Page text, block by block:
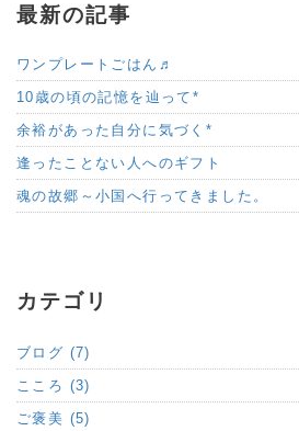
最新の記事
ワンプレートごはん♬
10歳の頃の記憶を辿って*
余裕があった自分に気づく*
逢ったことない人へのギフト
魂の故郷～小国へ行ってきました。
カテゴリ
ブログ (7)
こころ (3)
ご褒美 (5)